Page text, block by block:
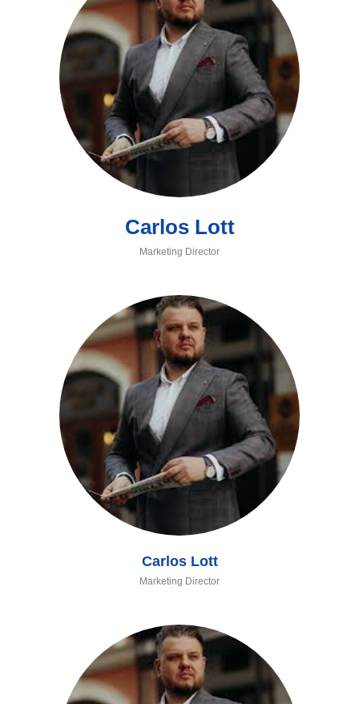
Carlos Lott
Marketing Director
Carlos Lott
Marketing Director